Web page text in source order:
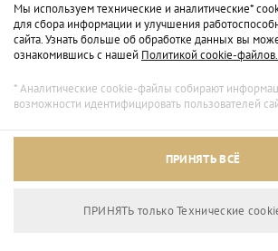
Архивный режим
Мы используем технические и аналитические*
для сбора информации и улучшения
сайта. Узнать больше об обработке данных вы
ознакомившись с нашей Политикой cookie-файлов.
* Аналитические cookie-файлы собирают
возможности идентифицировать пользователей
ПРИНЯТЬ ВСЁ
ПРИНЯТЬ только Технические